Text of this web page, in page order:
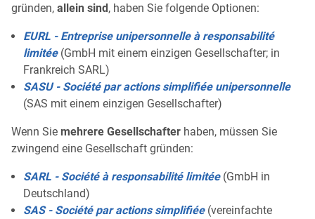
gründen, allein sind, haben Sie folgende Optionen:
EURL - Entreprise unipersonnelle à responsabilité
limitée(GmbH mit einem einzigen Gesellschafter; in
Frankreich SARL)
SASU - Société par actions simplifiée unipersonnelle
(SAS mit einem einzigen Gesellschafter)
Wenn Sie mehrere Gesellschafter haben, müssen Sie
zwingend eine Gesellschaft gründen:
SARL - Société à responsabilité limitée(GmbH in
Deutschland)
SAS - Société par actions simplifiée(vereinfachte